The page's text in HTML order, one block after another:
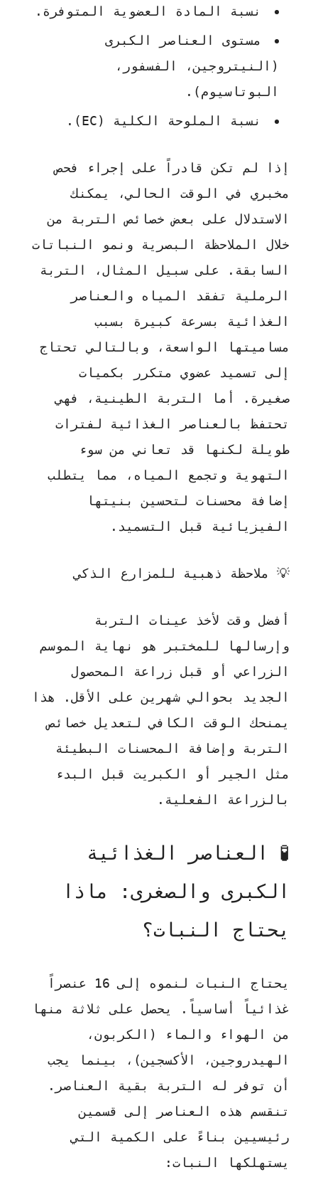
نسبة المادة العضوية المتوفرة.
مستوى العناصر الكبرى
(النيتروجين، الفسفور،
البوتاسيوم).
نسبة الملوحة الكلية (EC).
إذا لم تكن قادراً على إجراء فحص
مخبري في الوقت الحالي، يمكنك
الاستدلال على بعض خصائص التربة من
خلال الملاحظة البصرية ونمو النباتات
السابقة. على سبيل المثال، التربة
الرملية تفقد المياه والعناصر
الغذائية بسرعة كبيرة بسبب
مساميتها الواسعة، وبالتالي تحتاج
إلى تسميد عضوي متكرر بكميات
صغيرة. أما التربة الطينية، فهي
تحتفظ بالعناصر الغذائية لفترات
طويلة لكنها قد تعاني من سوء
التهوية وتجمع المياه، مما يتطلب
إضافة محسنات لتحسين بنيتها
الفيزيائية قبل التسميد.
💡 ملاحظة ذهبية للمزارع الذكي
أفضل وقت لأخذ عينات التربة
وإرسالها للمختبر هو نهاية الموسم
الزراعي أو قبل زراعة المحصول
الجديد بحوالي شهرين على الأقل. هذا
يمنحك الوقت الكافي لتعديل خصائص
التربة وإضافة المحسنات البطيئة
مثل الجير أو الكبريت قبل البدء
بالزراعة الفعلية.
🧪 العناصر الغذائية
الكبرى والصغرى: ماذا
يحتاج النبات؟
يحتاج النبات لنموه إلى 16 عنصراً
غذائياً أساسياً. يحصل على ثلاثة منها
من الهواء والماء (الكربون،
الهيدروجين، الأكسجين)، بينما يجب
أن توفر له التربة بقية العناصر.
تنقسم هذه العناصر إلى قسمين
رئيسيين بناءً على الكمية التي
يستهلكها النبات: